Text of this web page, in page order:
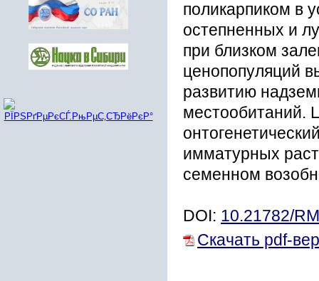
поликарпиком в
остепненных и
при близком
ценопопуляций
развитию
местообитаний.
имматурных
семенном
DOI: 10.21782/
Скачать pdf-